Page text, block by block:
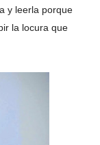
y leerla porque
la locura que